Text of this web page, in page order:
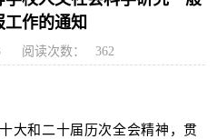
作的通知
阅读次数： 362
大和二十届历次全会精神，贯